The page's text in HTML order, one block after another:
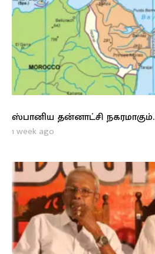
ஸ்பானிய தன்னாட்சி நகரமாகும்.
1 week ago